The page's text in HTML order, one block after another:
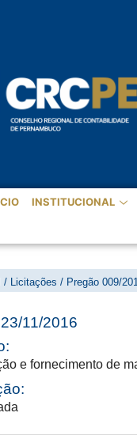
INSTITUCIONAL
-
/ Licitações / Pregão 009/
11/2016
e fornecimento de